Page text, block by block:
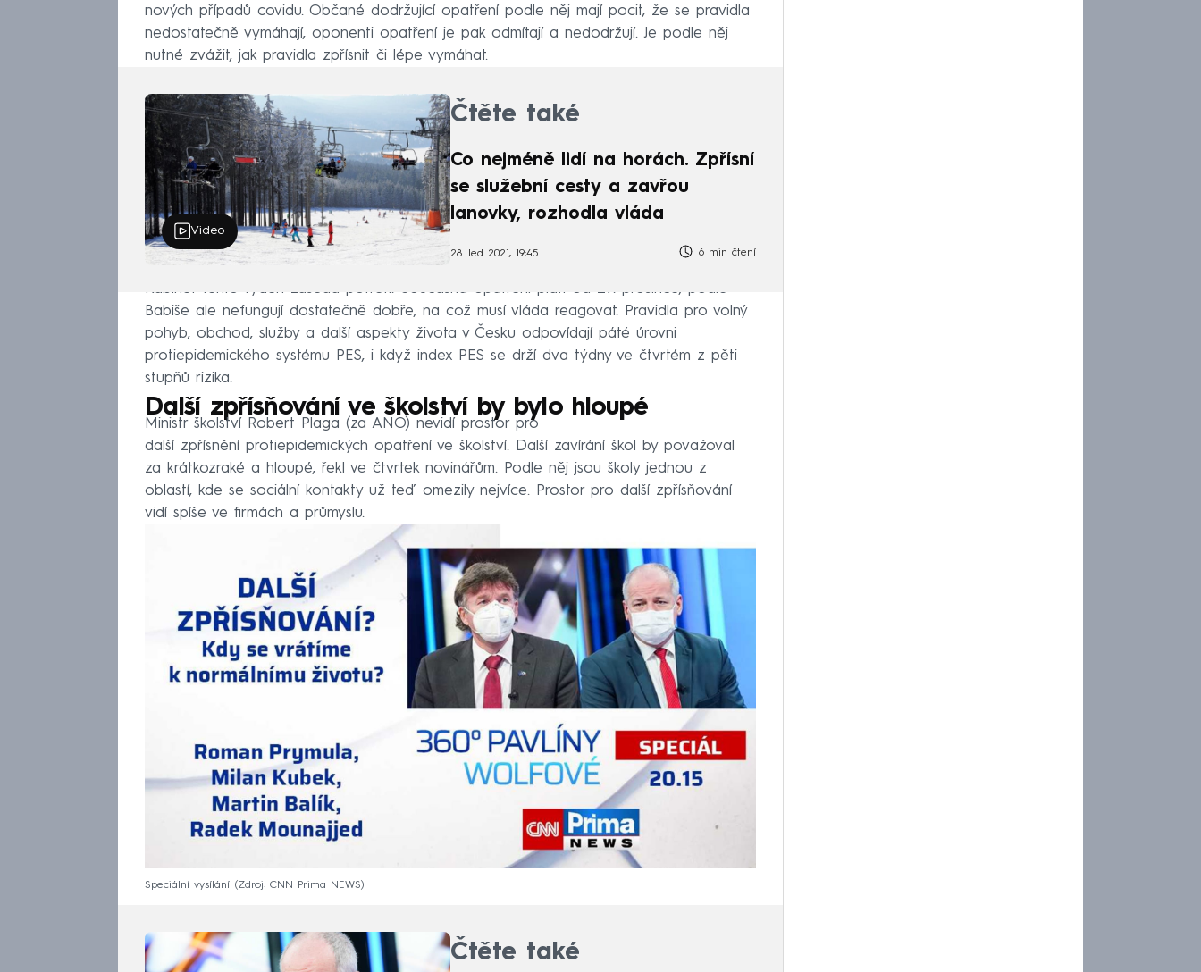
nových případů covidu. Občané dodržující opatření podle něj mají pocit, že se pravidla
nedostatečně vymáhají, oponenti opatření je pak odmítají a nedodržují. Je podle něj
nutné zvážit, jak pravidla zpřísnit či lépe vymáhat.
Video
Čtěte také
Co nejméně lidí na horách. Zpřísní
se služební cesty a zavřou
lanovky, rozhodla vláda
28. led 2021, 19:45 6 min čtení
Kabinet tento týden zasedá potřetí. Současná opatření platí od 27. prosince, podle
Babiše ale nefungují dostatečně dobře, na což musí vláda reagovat. Pravidla pro volný
pohyb, obchod, služby a další aspekty života v Česku odpovídají páté úrovni
protiepidemického systému PES, i když index PES se drží dva týdny ve čtvrtém z pěti
stupňů rizika.
Další zpřísňování ve školství by bylo hloupé
Ministr školství Robert Plaga (za ANO) nevidí prostor pro
další zpřísnění protiepidemických opatření ve školství. Další zavírání škol by považoval
za krátkozraké a hloupé, řekl ve čtvrtek novinářům. Podle něj jsou školy jednou z
oblastí, kde se sociální kontakty už teď omezily nejvíce. Prostor pro další zpřísňování
vidí spíše ve firmách a průmyslu.
Speciální vysílání Zdroj: CNN Prima NEWS
Čtěte také